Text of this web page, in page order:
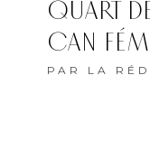
QUART
CAN
PAR LA